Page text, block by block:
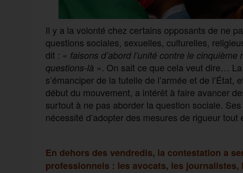
Il y a la volonté chez certains opposants de ne
questions sociales, sexuelles, culturelles,
dit : « faisons d’abord l’unité contre le
questions-là ». On sait ce que cela veut dire…
s’émanciper de la tutelle de l’armée et de
début du mouvement, a intérêt à faire avancer
surtout à ne pas aborder la question sociale.
nécessité d’adopter des mesures de rigueur
En dehors des vendredis, la contestation a
professionnels : les avocats, les